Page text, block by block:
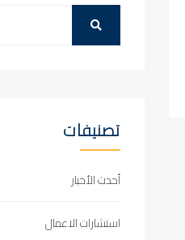
تصنيفات
أحدث الأخبار
استشارات الاعمال